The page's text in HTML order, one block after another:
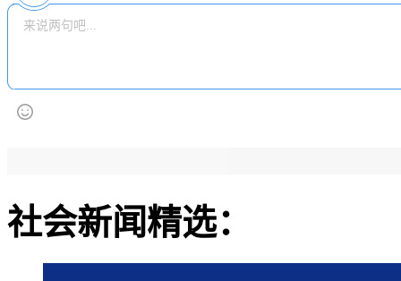
社会新闻精选：